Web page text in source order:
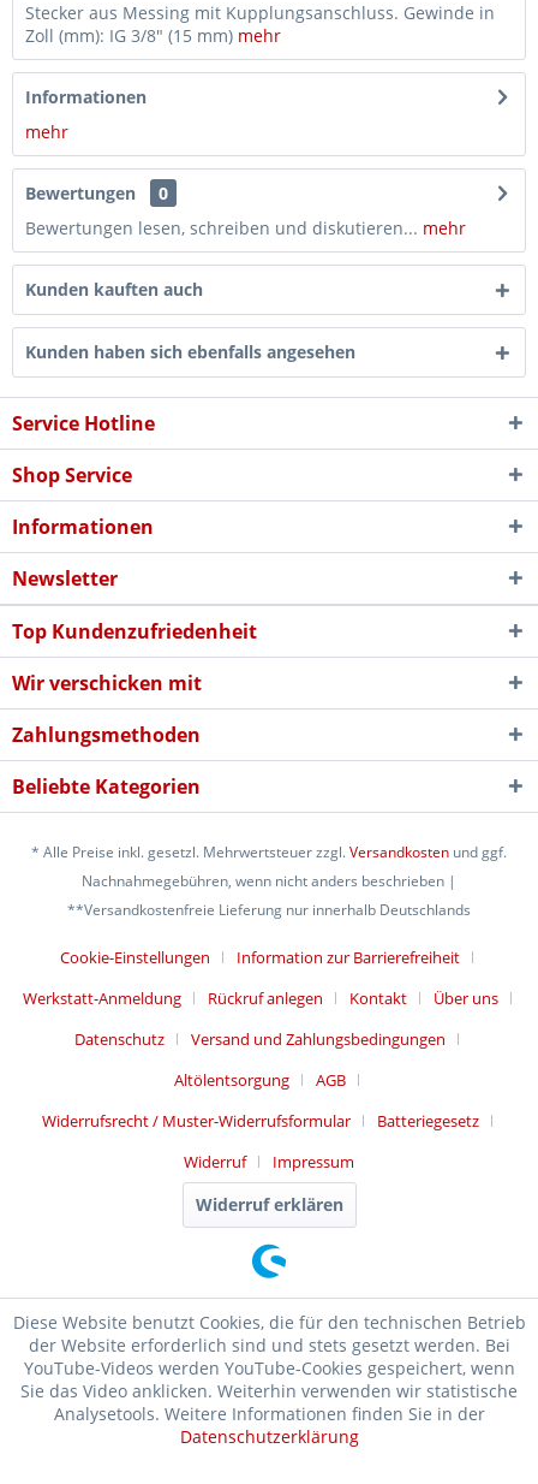
Stecker aus Messing mit Kupplungsanschluss. Gewinde in
Zoll (mm): IG 3/8" (15 mm) mehr
Informationen
mehr
Bewertungen
0
Bewertungen lesen, schreiben und diskutieren... mehr
Kunden kauften auch
Kunden haben sich ebenfalls angesehen
Service Hotline
Shop Service
Informationen
Newsletter
Top Kundenzufriedenheit
Wir verschicken mit
Zahlungsmethoden
Beliebte Kategorien
* Alle Preise inkl. gesetzl. Mehrwertsteuer zzgl.Versandkosten und ggf.
Nachnahmegebühren, wenn nicht anders beschrieben |
**Versandkostenfreie Lieferung nur innerhalb Deutschlands
Cookie-Einstellungen
Information zur Barrierefreiheit
Werkstatt-Anmeldung
Rückruf anlegen Kontakt
Über uns
Datenschutz
Versand und Zahlungsbedingungen
Altölentsorgung
AGB
Widerrufsrecht / Muster-Widerrufsformular
Batteriegesetz
Widerruf
Impressum
Widerruf erklären
Diese Website benutzt Cookies, die für den technischen Betrieb
der Website erforderlich sind und stets gesetzt werden. Bei
YouTube-Videos werden YouTube-Cookies gespeichert, wenn
Sie das Video anklicken. Weiterhin verwenden wir statistische
Analysetools. Weitere Informationen finden Sie in der
Datenschutzerklärung